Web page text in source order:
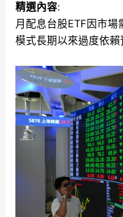
精選內容:
月配息台股ETF因市
模式長期以來過度依